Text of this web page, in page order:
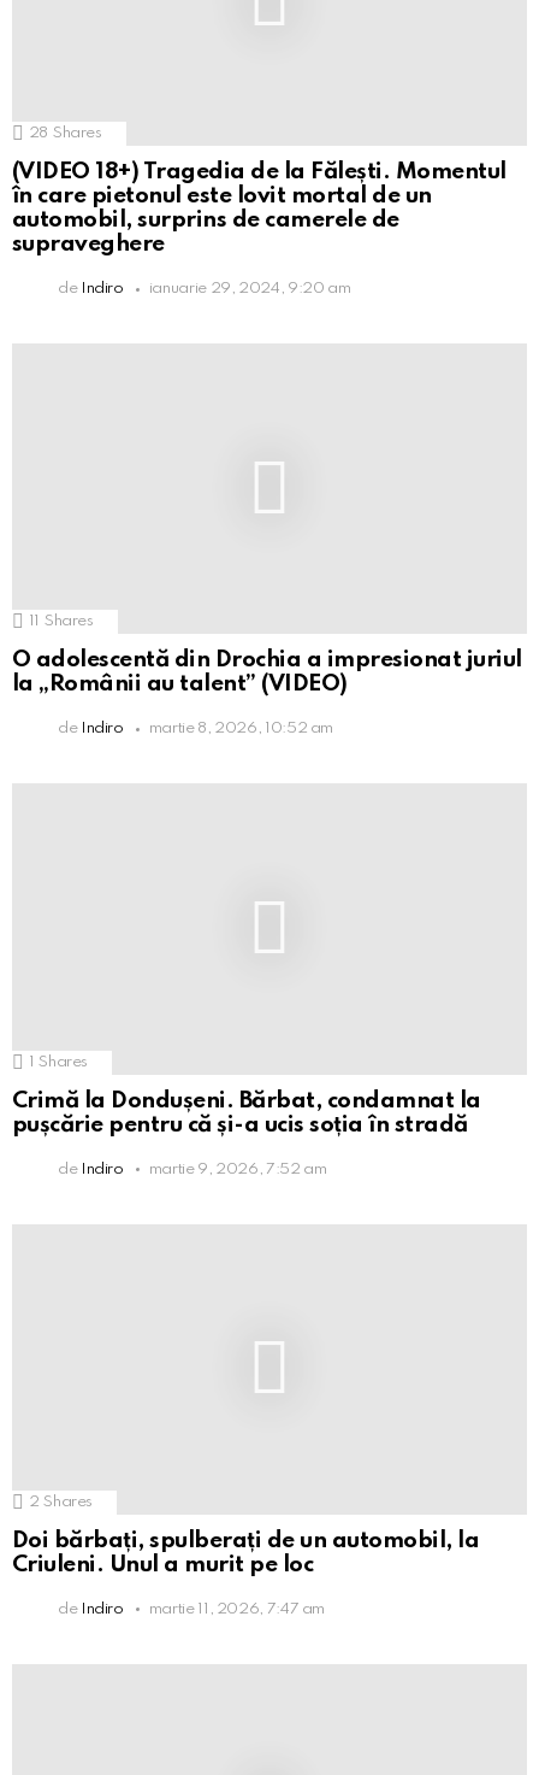
28 Shares
(VIDEO 18+) Tragedia de la Fălești. Momentul
în care pietonul este lovit mortal de un
automobil, surprins de camerele de
supraveghere
de Indiro ianuarie 29, 2024, 9:20 am
Shares
O adolescentă din Drochia a impresionat juriul
la „Românii au talent” (VIDEO)
de Indiro martie 8, 2026, 10:52 am
1 Shares
Crimă la Dondușeni. Bărbat, condamnat la
pușcărie pentru că și-a ucis soția în stradă
de Indiro martie 9, 2026, 7:52 am
2 Shares
Doi bărbați, spulberați de un automobil, la
Criuleni. Unul a murit pe loc
de Indiro martie 11, 2026, 7:47 am